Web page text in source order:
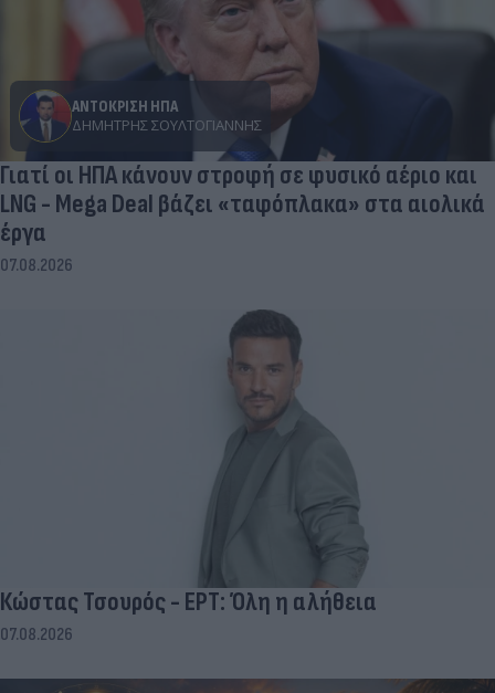
ΑΝΤΟΚΡΙΣΗ ΗΠΑ
ΔΗΜΉΤΡΗΣ ΣΟΥΛΤΟΓΙΆΝΝΗΣ
Γιατί οι ΗΠΑ κάνουν στροφή σε φυσικό αέριο και
LNG - Mega Deal βάζει «ταφόπλακα» στα αιολικά
έργα
07.08.2026
Κώστας Τσουρός - ΕΡΤ: Όλη η αλήθεια
07.08.2026